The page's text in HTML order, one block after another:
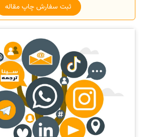
ثبت سفارش چاپ مقاله